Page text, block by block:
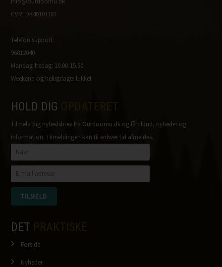
CVR: DK40101187
Telefon support:
96812040
Mandag-fredag: 10.00-15.30
Weekend og helligdage: lukket
HOLD DIG
Tilmeld dig nyhedsbrev fra Outdoornu.dk og få tilbud, nyheder og
information. Tilmeldingen kan til enhver tid afmeldes.
DET
Forside
Nyheder